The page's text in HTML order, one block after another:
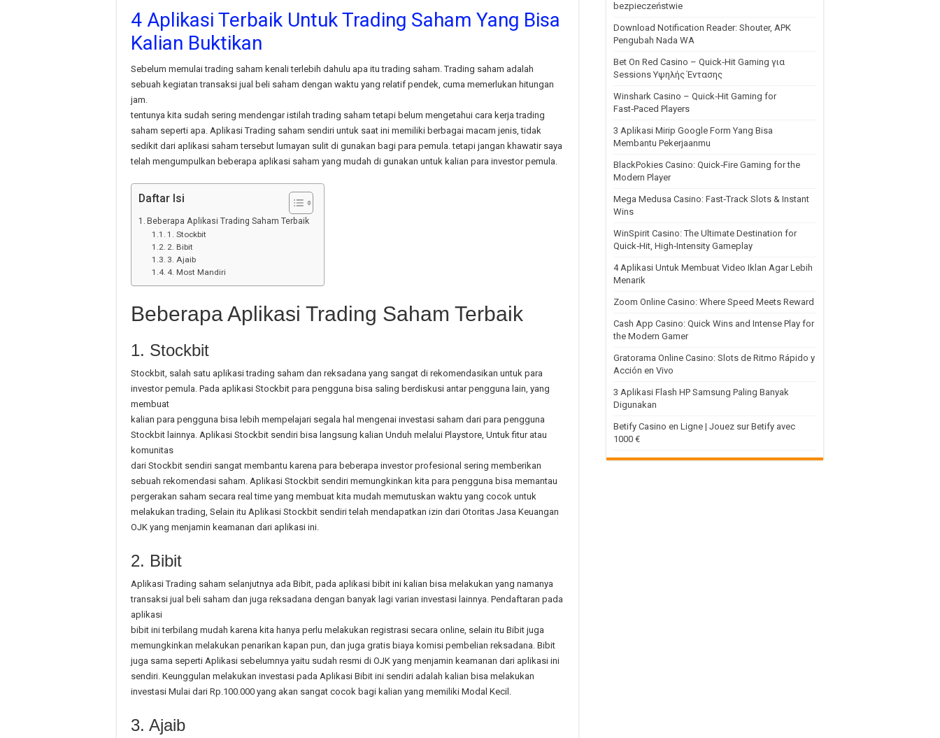
4 Aplikasi Terbaik Untuk Trading Saham Yang Bisa
Kalian Buktikan
Sebelum memulai trading saham kenali terlebih dahulu apa itu trading saham. Trading saham adalah
sebuah kegiatan transaksi jual beli saham dengan waktu yang relatif pendek, cuma memerlukan hitungan
jam.
tentunya kita sudah sering mendengar istilah trading saham tetapi belum mengetahui cara kerja trading
saham seperti apa. Aplikasi Trading saham sendiri untuk saat ini memiliki berbagai macam jenis, tidak
sedikit dari aplikasi saham tersebut lumayan sulit di gunakan bagi para pemula. tetapi jangan khawatir saya
telah mengumpulkan beberapa aplikasi saham yang mudah di gunakan untuk kalian para investor pemula.
Daftar Isi
Beberapa Aplikasi Trading Saham Terbaik
1. Stockbit
2. Bibit
3. Ajaib
4. Most Mandiri
Beberapa Aplikasi Trading Saham Terbaik
1. Stockbit
Stockbit, salah satu aplikasi trading saham dan reksadana yang sangat di rekomendasikan untuk para
investor pemula. Pada aplikasi Stockbit para pengguna bisa saling berdiskusi antar pengguna lain, yang
membuat
kalian para pengguna bisa lebih mempelajari segala hal mengenai investasi saham dari para pengguna
Stockbit lainnya. Aplikasi Stockbit sendiri bisa langsung kalian Unduh melalui Playstore, Untuk fitur atau
komunitas
dari Stockbit sendiri sangat membantu karena para beberapa investor profesional sering memberikan
sebuah rekomendasi saham. Aplikasi Stockbit sendiri memungkinkan kita para pengguna bisa memantau
pergerakan saham secara real time yang membuat kita mudah memutuskan waktu yang cocok untuk
melakukan trading, Selain itu Aplikasi Stockbit sendiri telah mendapatkan izin dari Otoritas Jasa Keuangan
OJK yang menjamin keamanan dari aplikasi ini.
2. Bibit
Aplikasi Trading saham selanjutnya ada Bibit, pada aplikasi bibit ini kalian bisa melakukan yang namanya
transaksi jual beli saham dan juga reksadana dengan banyak lagi varian investasi lainnya. Pendaftaran pada
aplikasi
bibit ini terbilang mudah karena kita hanya perlu melakukan registrasi secara online, selain itu Bibit juga
memungkinkan melakukan penarikan kapan pun, dan juga gratis biaya komisi pembelian reksadana. Bibit
juga sama seperti Aplikasi sebelumnya yaitu sudah resmi di OJK yang menjamin keamanan dari aplikasi ini
sendiri. Keunggulan melakukan investasi pada Aplikasi Bibit ini sendiri adalah kalian bisa melakukan
investasi Mulai dari Rp.100.000 yang akan sangat cocok bagi kalian yang memiliki Modal Kecil.
3. Ajaib
bezpieczeństwie
Download Notification Reader: Shouter, APK
Pengubah Nada WA
Bet On Red Casino – Quick‑Hit Gaming για
Sessions Υψηλής Έντασης
Winshark Casino – Quick‑Hit Gaming for
Fast‑Paced Players
3 Aplikasi Mirip Google Form Yang Bisa
Membantu Pekerjaanmu
BlackPokies Casino: Quick‑Fire Gaming for the
Modern Player
Mega Medusa Casino: Fast‑Track Slots & Instant
Wins
WinSpirit Casino: The Ultimate Destination for
Quick‑Hit, High‑Intensity Gameplay
4 Aplikasi Untuk Membuat Video Iklan Agar Lebih
Menarik
Zoom Online Casino: Where Speed Meets Reward
Cash App Casino: Quick Wins and Intense Play for
the Modern Gamer
Gratorama Online Casino: Slots de Ritmo Rápido y
Acción en Vivo
3 Aplikasi Flash HP Samsung Paling Banyak
Digunakan
Betify Casino en Ligne | Jouez sur Betify avec
1000 €